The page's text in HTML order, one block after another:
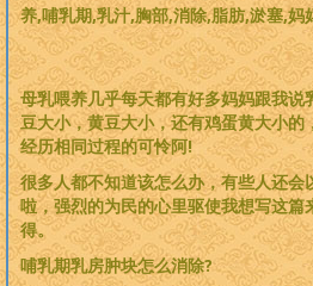
健身医学
基元学网
养,哺乳期,乳汁,胸部,消除,脂肪,淤塞,妈
母乳喂养几乎每天都有好多妈妈跟我说
豆大小，黄豆大小，还有鸡蛋黄大小的
经历相同过程的可怜阿!
很多人都不知道该怎么办，有些人还会
啦，强烈的为民的心里驱使我想写这篇
得。
哺乳期乳房肿块怎么消除?